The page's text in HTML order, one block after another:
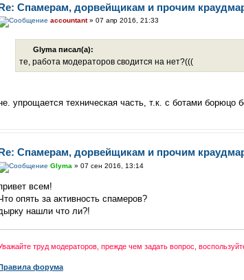
Спамерам, дорвейщикам и прочим
accountant» 07 апр 2016, 21:33
Glyma писал(а):
те, работа модераторов сводится на нет?(((
упрощается техническая часть, т.к. с ботами
Спамерам, дорвейщикам и прочим
Glyma » 07 сен 2016, 13:14
всем!
опять за активность спамеров?
нашли что ли?!
труд модераторов, прежде чем задать вопрос,
Правила форума